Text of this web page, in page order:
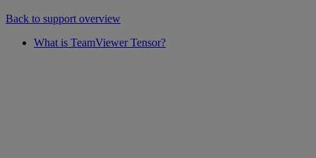
Back to support overview
What is TeamViewer Tensor?